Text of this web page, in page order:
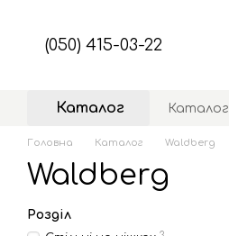
(050) 415-03-22
Каталог Каталог
Головна Каталог Waldberg
Waldberg
Розділ